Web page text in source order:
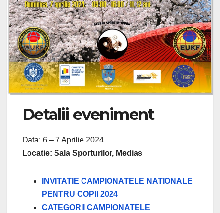
Detalii eveniment
Data: 6 – 7 Aprilie 2024
Locatie: Sala Sporturilor, Medias
INVITATIE CAMPIONATELE NATIONALE
PENTRU COPII 2024
CATEGORII CAMPIONATELE